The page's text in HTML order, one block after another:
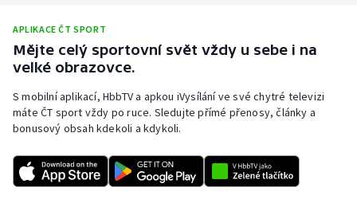
Ragby
Rychlobruslení
Rychlostní kanoistika
Short track
APLIKACE ČT SPORT
Mějte celý sportovní svět vždy u sebe i na
velké obrazovce.
S mobilní aplikací, HbbTV a apkou iVysílání ve své chytré televizi
máte ČT sport vždy po ruce. Sledujte přímé přenosy, články a
bonusový obsah kdekoli a kdykoli.